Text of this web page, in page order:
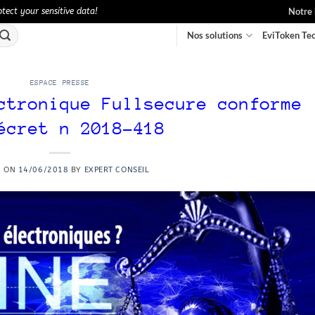
your sensitive data! Notre
Nos solutions EviToken
ESPACE PRESSE
Fullsecure conforme
n 2018-418
ON 14/06/2018 BY EXPERT CONSEIL